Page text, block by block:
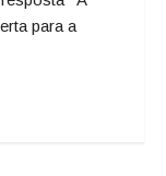
para a